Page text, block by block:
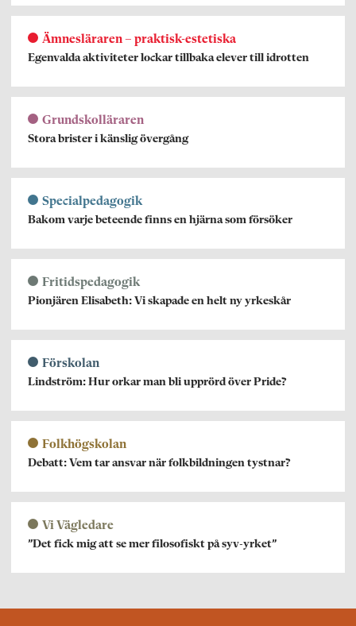
Ämnesläraren – praktisk-estetiska
Egenvalda aktiviteter lockar tillbaka elever till idrotten
Grundskolläraren
Stora brister i känslig övergång
Specialpedagogik
Bakom varje beteende finns en hjärna som försöker
Fritidspedagogik
Pionjären Elisabeth: Vi skapade en helt ny yrkeskår
Förskolan
Lindström: Hur orkar man bli upprörd över Pride?
Folkhögskolan
Debatt: Vem tar ansvar när folkbildningen tystnar?
Vi Vägledare
”Det fick mig att se mer filosofiskt på syv-yrket”